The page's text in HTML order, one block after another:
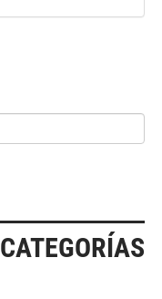
CATEGORÍAS